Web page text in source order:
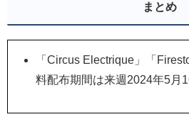
まとめ
「Circus Electrique」「
料配布期間は来週2024年5月